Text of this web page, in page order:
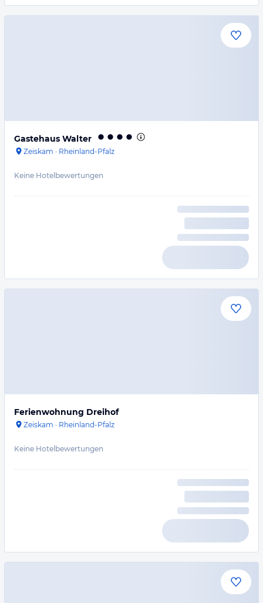
Gastehaus Walter
Zeiskam · Rheinland-Pfalz
Keine Hotelbewertungen
Ferienwohnung Dreihof
Zeiskam · Rheinland-Pfalz
Keine Hotelbewertungen